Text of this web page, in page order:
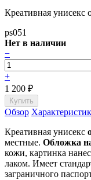
Креативная
ps051
Нет в наличии
−
+
1 200 ₽
Обзор
Креативная унисекс
местные. Обложка
кожи, картинка
лаком. Имеет
заграничного